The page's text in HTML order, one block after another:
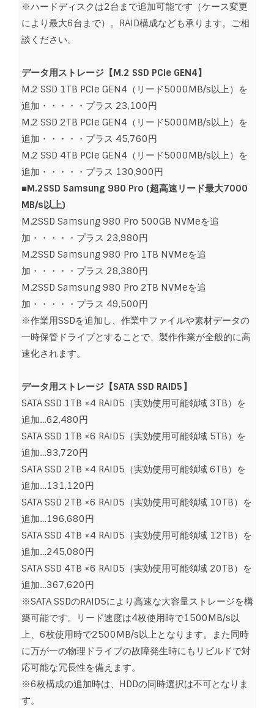
※ハードディスクは2台まで追加可能です（ケース変更
により最大6台まで）。RAID構成なども承ります。ご相
談ください。
データ用ストレージ【M.2 SSD PCIe GEN4】
M.2 SSD 1TB PCIe GEN4（リード5000MB/s以上）を
追加・・・・・プラス 23,100円
M.2 SSD 2TB PCIe GEN4（リード5000MB/s以上）を
追加・・・・・プラス 45,760円
M.2 SSD 4TB PCIe GEN4（リード5000MB/s以上）を
追加・・・・・プラス 130,900円
■M.2SSD Samsung 980 Pro (超高速リード最大7000
MB/s以上)
M.2SSD Samsung 980 Pro 500GB NVMeを追
加・・・・・プラス 23,980円
M.2SSD Samsung 980 Pro 1TB NVMeを追
加・・・・・プラス 28,380円
M.2SSD Samsung 980 Pro 2TB NVMeを追
加・・・・・プラス 49,500円
※作業用SSDを追加し、作業中ファイルや素材データの
一時保管ドライブとすることで、製作作業が全般的に高
速化されます。
データ用ストレージ【SATASSD RAID5】
SATA SSD 1TB ×4 RAID5（実効使用可能領域 3TB）を
追加…62,480円
SATA SSD 1TB ×6 RAID5（実効使用可能領域 5TB）を
追加…93,720円
SATA SSD 2TB ×4 RAID5（実効使用可能領域 6TB）を
追加…131,120円
SATA SSD 2TB ×6 RAID5（実効使用可能領域 10TB）を
追加…196,680円
SATA SSD 4TB ×4 RAID5（実効使用可能領域 12TB）を
追加…245,080円
SATA SSD 4TB ×6 RAID5（実効使用可能領域 20TB）を
追加…367,620円
※SATA SSDのRAID5により高速な大容量ストレージを構
築可能です。リード速度は4枚使用時で1500MB/s以
上、6枚使用時で2500MB/s以上となります。また同時
に万が一の物理ドライブの故障発生時にもリビルドで対
応可能な冗長性を備えます。
※6枚構成の追加時は、HDDの同時選択は不可となりま
す。